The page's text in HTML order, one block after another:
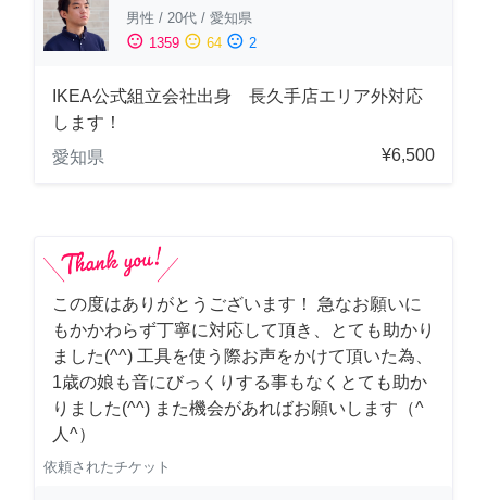
男性 / 20代 / 愛知県
sentiment_satisfied 1359 sentiment_neutral 64 sentiment_dissatisfied 2
IKEA公式組立会社出身 長久手店エリア外対応
します！
愛知県
¥6,500
この度はありがとうございます！ 急なお願いに
もかかわらず丁寧に対応して頂き、とても助かり
ました(^^) 工具を使う際お声をかけて頂いた為、
1歳の娘も音にびっくりする事もなくとても助か
りました(^^) また機会があればお願いします（^
人^）
依頼されたチケット